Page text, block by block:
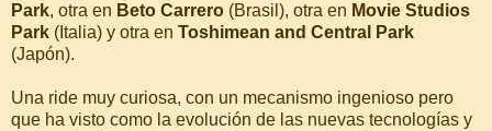
Park, otra en Beto Carrero (Brasil), otra en Movie Studios
Park (Italia) y otra en Toshimean and Central Park
(Japón).
Una ride muy curiosa, con un mecanismo ingenioso pero
que ha visto como la evolución de las nuevas tecnologías y